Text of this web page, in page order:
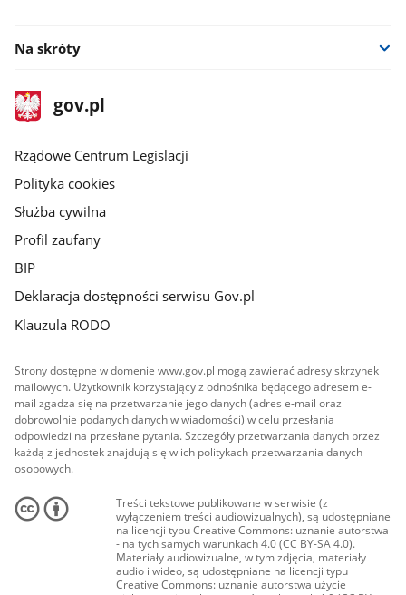
Na skróty
stopka
gov.plStrona
gov.pl
Rządowe Centrum Legislacji
Polityka cookies
Służba cywilna
Profil zaufany
BIP
Deklaracja dostępności serwisu Gov.pl
Klauzula RODO
Strony dostępne w domenie www.gov.pl mogą zawierać adresy skrzynek
mailowych. Użytkownik korzystający z odnośnika będącego adresem e-
mail zgadza się na przetwarzanie jego danych (adres e-mail oraz
dobrowolnie podanych danych w wiadomości) w celu przesłania
odpowiedzi na przesłane pytania. Szczegóły przetwarzania danych przez
każdą z jednostek znajdują się w ich politykach przetwarzania danych
osobowych.
Treści tekstowe publikowane w serwisie (z
wyłączeniem treści audiowizualnych), są udostępniane
na licencji typu Creative Commons: uznanie autorstwa
- na tych samych warunkach 4.0 (CC BY-SA 4.0).
Materiały audiowizualne, w tym zdjęcia, materiały
audio i wideo, są udostępniane na licencji typu
Creative Commons: uznanie autorstwa użycie